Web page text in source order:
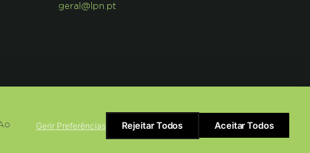
geral@lpn.pt
Powered bybluesoft.pt
Gerir Preferências Rejeitar Todos Aceitar Todos